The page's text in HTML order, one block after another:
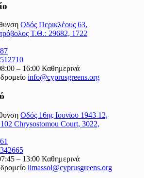
Οδός Περικλέους 63,
Τ.Θ.: 29682, 1722
– 16:00 Καθημερινά
info@cyprusgreens.org
Οδός 16ης Ιουνίου 1943 12,
Chrysostomou Court, 3022,
– 13:00 Καθημερινά
limassol@cyprusgreens.org